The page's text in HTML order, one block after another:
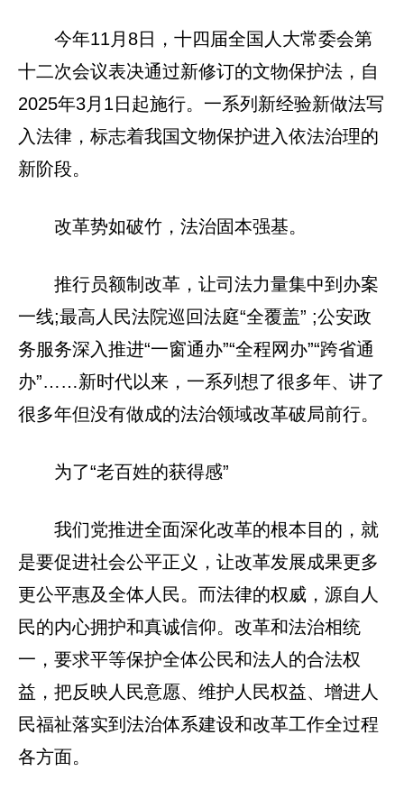
今年11月8日，十四届全国人大常委会第
十二次会议表决通过新修订的文物保护法，自
2025年3月1日起施行。一系列新经验新做法写
入法律，标志着我国文物保护进入依法治理的
新阶段。
改革势如破竹，法治固本强基。
推行员额制改革，让司法力量集中到办案
一线;最高人民法院巡回法庭“全覆盖” ;公安政
务服务深入推进“一窗通办”“全程网办”“跨省通
办”……新时代以来，一系列想了很多年、讲了
很多年但没有做成的法治领域改革破局前行。
为了“老百姓的获得感”
我们党推进全面深化改革的根本目的，就
是要促进社会公平正义，让改革发展成果更多
更公平惠及全体人民。而法律的权威，源自人
民的内心拥护和真诚信仰。改革和法治相统
一，要求平等保护全体公民和法人的合法权
益，把反映人民意愿、维护人民权益、增进人
民福祉落实到法治体系建设和改革工作全过程
各方面。